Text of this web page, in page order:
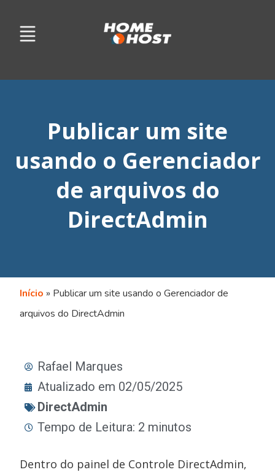
Publicar um site
usando o Gerenciador
de arquivos do
DirectAdmin
Início » Publicar um site usando o Gerenciador de
arquivos do DirectAdmin
Rafael Marques
Atualizado em 02/05/2025
DirectAdmin
Tempo de Leitura: 2 minutos
Dentro do painel de Controle DirectAdmin,